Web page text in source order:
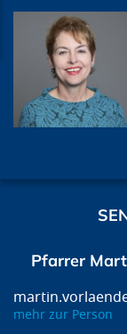
Pfarrer
mehr zur Person